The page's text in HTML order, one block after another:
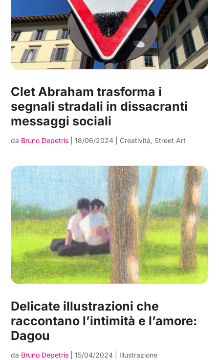
Clet Abraham trasforma i
segnali stradali in dissacranti
messaggi sociali
da Bruno Depetris |18/06/2024 Creatività, Street Art
Delicate illustrazioni che
raccontano l’intimità e l’amore:
Dagou
da Bruno Depetris |15/04/2024 Illustrazione